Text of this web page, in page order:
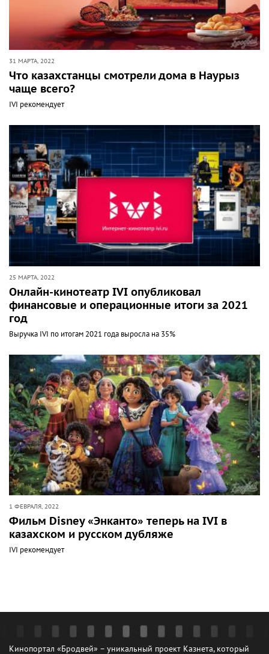
31 МАРТА, 2022
Что казахстанцы смотрели дома в Наурыз
чаще всего?
IVI рекомендует
25 МАРТА, 2022
Онлайн-кинотеатр IVI опубликовал
финансовые и операционные итоги за 2021
год
Выручка IVI по итогам 2021 года выросла на 35%
1 ФЕВРАЛЯ, 2022
Фильм Disney «Энканто» теперь на IVI в
казахском и русском дубляже
IVI рекомендует
Кинопортал «Бродвей» – уникальный проект Казнета, который